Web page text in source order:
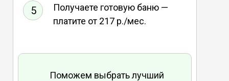
5
Получаете готовую баню —
платите от 217 р./мес.
Поможем выбрать лучший